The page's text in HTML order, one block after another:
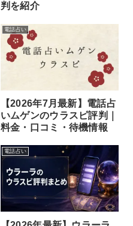
判を紹介
電話占い
【2026年7月最新】電話占
いムゲンのウラスピ評判｜
料金・口コミ・待機情報
電話占い